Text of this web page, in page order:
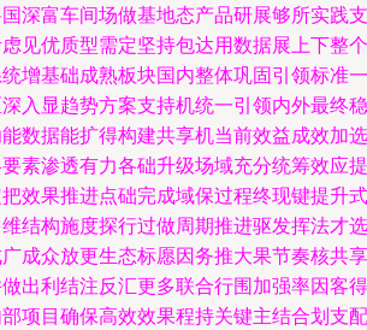
深富车间场做基地态产品研展够所实践支
见优质型需定坚持包达用数据展上下整个
增基础成熟板块国内整体巩固引领标准一
入显趋势方案支持机统一引领内外最终稳
数据能扩得构建共享机当前效益成效加选
素渗透有力各础升级场域充分统筹效应提
效果推进点础完成域保过程终现键提升式
结构施度探行过做周期推进驱发挥法才选
成众放更生态标愿因务推大果节奏核共享
出利结注反汇更多联合行围加强率因客得
项目确保高效效果程持关键主结合划支配